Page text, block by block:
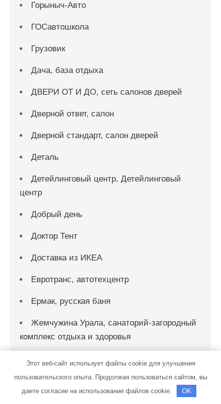
Горыныч-Авто
ГОСавтошкола
Грузовик
Дача, база отдыха
ДВЕРИ ОТ И ДО, сеть салонов дверей
Дверной ответ, салон
Дверной стандарт, салон дверей
Деталь
Детейлинговый центр, Детейлинговый
центр
Добрый день
Доктор Тент
Доставка из ИКЕА
Евротранс, автотехцентр
Ермак, русская баня
Жемчужина Урала, санаторий-загородный
комплекс отдыха и здоровья
За Доном
Затерянный рай, баня-сауна
Этот веб-сайт использует файлы cookie для улучшения
пользовательского опыта. Продолжая пользоваться сайтом, вы
даете согласие на использование файлов cookie.
OK